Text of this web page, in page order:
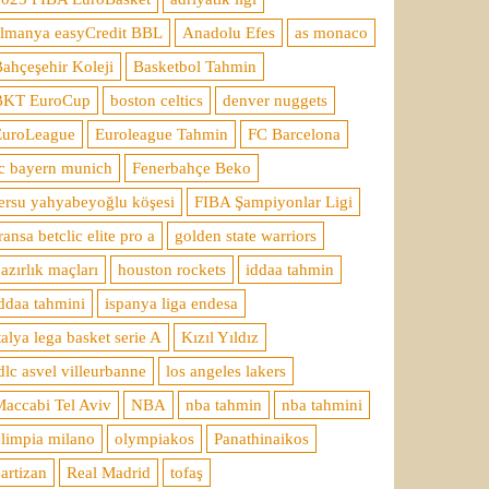
easyCredit BBL
Anadolu Efes
as monaco
Koleji
Basketbol Tahmin
EuroCup
boston celtics
denver nuggets
Euroleague Tahmin
FC Barcelona
bayern munich
Fenerbahçe Beko
yahyabeyoğlu köşesi
FIBA Şampiyonlar Ligi
betclic elite pro a
golden state warriors
maçları
houston rockets
iddaa tahmin
tahmini
ispanya liga endesa
lega basket serie A
Kızıl Yıldız
asvel villeurbanne
los angeles lakers
Tel Aviv
NBA nba tahmin
nba tahmini
milano
olympiakos
Panathinaikos
Real Madrid
tofaş